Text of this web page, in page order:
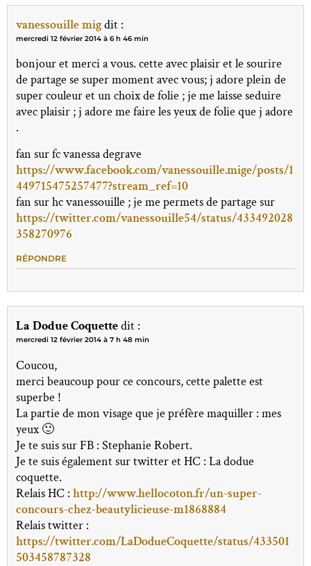
vanessouille migdit :
mercredi 12 février 2014 à 6 h 46 min
bonjour et merci a vous. cette avec plaisir et le sourire
de partage se super moment avec vous; j adore plein de
super couleur et un choix de folie ; je me laisse seduire
avec plaisir ; j adore me faire les yeux de folie que j adore
.
fan sur fc vanessa degrave
https://www.facebook.com/vanessouille.mige/posts/1
449715475257477?stream_ref=10
fan sur hc vanessouille ; je me permets de partage sur
https://twitter.com/vanessouille54/status/433492028
358270976
RÉPONDRE
La Dodue Coquettedit :
mercredi 12 février 2014 à 7 h 48 min
Coucou,
merci beaucoup pour ce concours, cette palette est
superbe !
La partie de mon visage que je préfère maquiller : mes
yeux 🙂
Je te suis sur FB : Stephanie Robert.
Je te suis également sur twitter et HC : La dodue
coquette.
Relais HC : http://www.hellocoton.fr/un-super-
concours-chez-beautylicieuse-m1868884
Relais twitter :
https://twitter.com/LaDodueCoquette/status/433501
503458787328